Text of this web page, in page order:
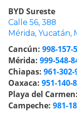
BYD Sureste
Calle 56, 388
Mérida,Yucatán,
Cancún:998-157-
Mérida:999-548-
Chiapas:961-302-
Oaxaca:951-140-
Playa del
Campeche:981-